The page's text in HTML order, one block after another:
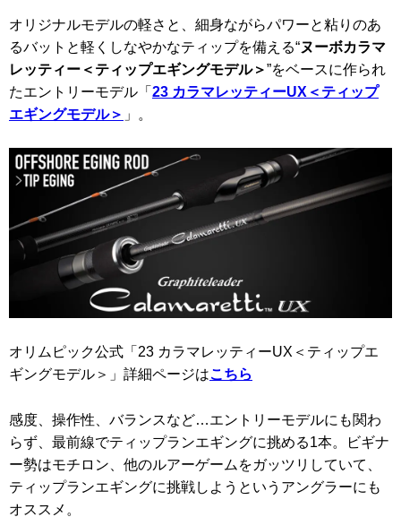
オリジナルモデルの軽さと、細身ながらパワーと粘りのあ
るバットと軽くしなやかなティップを備える“ヌーボカラマ
レッティー＜ティップエギングモデル＞”をベースに作られ
たエントリーモデル「 23 カラマレッティーUX＜ティップ
エギングモデル＞ 」。
オリムピック公式「23 カラマレッティーUX＜ティップエ
ギングモデル＞」詳細ページはこちら
感度、操作性、バランスなど…エントリーモデルにも関わ
らず、最前線でティップランエギングに挑める1本。ビギナ
ー勢はモチロン、他のルアーゲームをガッツリしていて、
ティップランエギングに挑戦しようというアングラーにも
オススメ。